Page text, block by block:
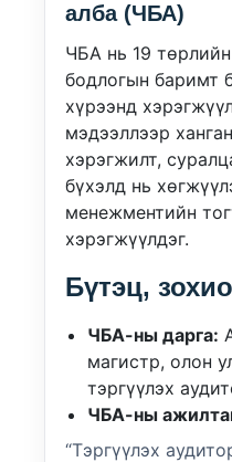
алба (ЧБА)
ЧБА нь 19
бодлогын баримт
хүрээнд
мэдээллээр
хэрэгжилт,
бүхэлд нь
менежментийн
хэрэгжүүлдэг.
Бүтэц,
ЧБА-ны дарга:
магистр, олон
тэргүүлэх
ЧБА-ны
“Тэргүүлэх